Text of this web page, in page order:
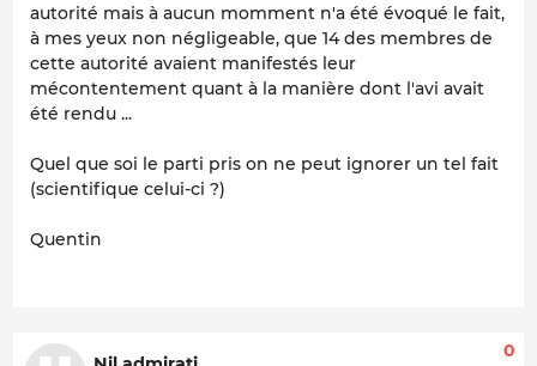
autorité mais à aucun momment n'a été évoqué le fait,
à mes yeux non négligeable, que 14 des membres de
cette autorité avaient manifestés leur
mécontentement quant à la manière dont l'avi avait
été rendu ...
Quel que soi le parti pris on ne peut ignorer un tel fait
(scientifique celui-ci ?)
Quentin
0